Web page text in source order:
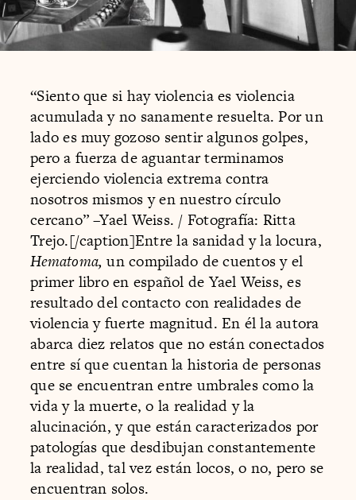
“Siento que si hay violencia es violencia
acumulada y no sanamente resuelta. Por un
lado es muy gozoso sentir algunos golpes,
pero a fuerza de aguantar terminamos
ejerciendo violencia extrema contra
nosotros mismos y en nuestro círculo
cercano” –Yael Weiss. / Fotografía: Ritta
Trejo.[/caption]Entre la sanidad y la locura,
Hematoma,un compilado de cuentos y el
primer libro en español de Yael Weiss, es
resultado del contacto con realidades de
violencia y fuerte magnitud. En él la autora
abarca diez relatos que no están conectados
entre sí que cuentan la historia de personas
que se encuentran entre umbrales como la
vida y la muerte, o la realidad y la
alucinación, y que están caracterizados por
patologías que desdibujan constantemente
la realidad, tal vez están locos, o no, pero se
encuentran solos.